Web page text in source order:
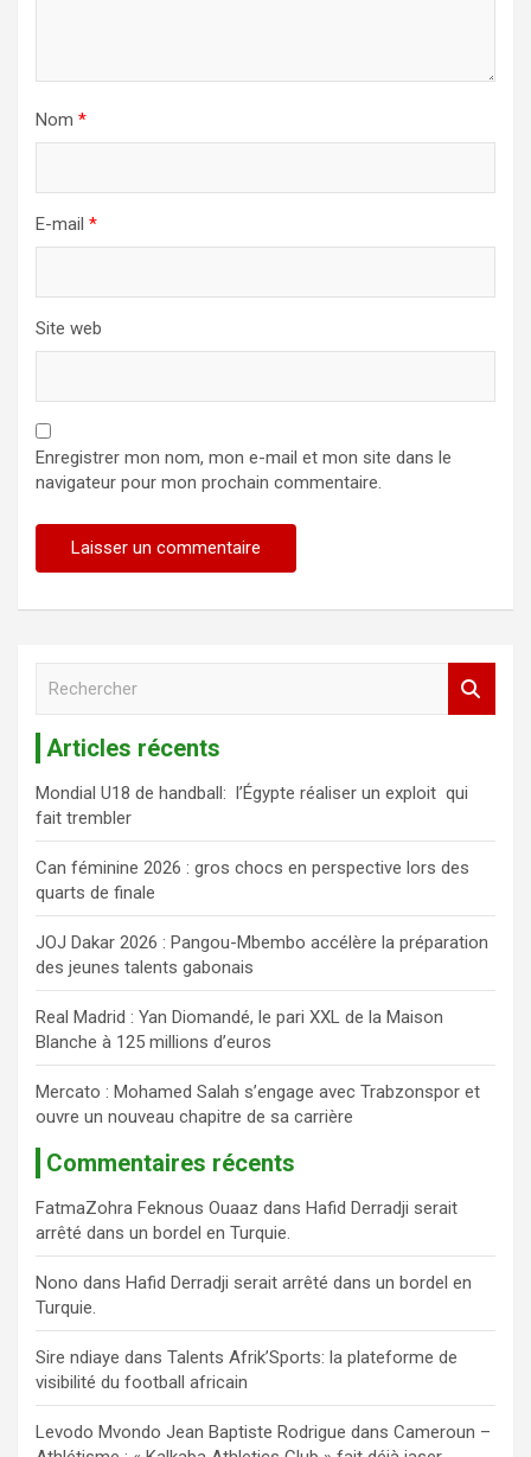
Nom *
E-mail *
Site web
Enregistrer mon nom, mon e-mail et mon site dans le
navigateur pour mon prochain commentaire.
r
c
h
e
r
Articles récents
Mondial U18 de handball: l’Égypte réaliser un exploit qui
fait trembler
Can féminine 2026 : gros chocs en perspective lors des
quarts de finale
JOJ Dakar 2026 : Pangou-Mbembo accélère la préparation
des jeunes talents gabonais
Real Madrid : Yan Diomandé, le pari XXL de la Maison
Blanche à 125 millions d’euros
Mercato : Mohamed Salah s’engage avec Trabzonspor et
ouvre un nouveau chapitre de sa carrière
Commentaires récents
FatmaZohra Feknous Ouaaz dans Hafid Derradji serait
arrêté dans un bordel en Turquie.
Nono dans Hafid Derradji serait arrêté dans un bordel en
Turquie.
Sire ndiaye dans Talents Afrik’Sports: la plateforme de
visibilité du football africain
Levodo Mvondo Jean Baptiste Rodrigue dans Cameroun –